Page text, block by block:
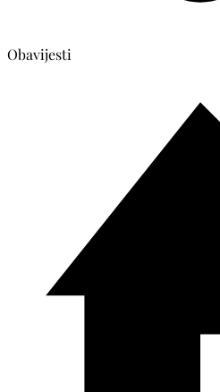
Obavijesti